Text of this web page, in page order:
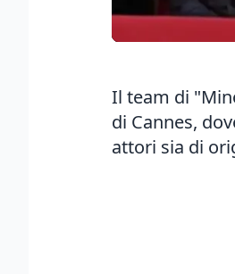
Il team di
di Cannes,
attori sia di